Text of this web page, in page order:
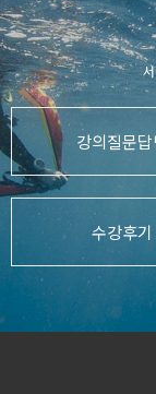
강의질문답
수강후기